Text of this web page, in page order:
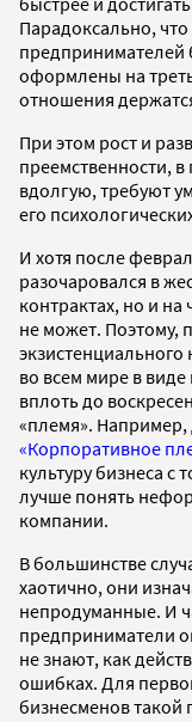
Парадоксально,
предпринимателей
оформлены на
отношения
При этом рост и
преемственности,
вдолгую, требуют
его
И хотя после
разочаровался в
контрактах, но и
не может. Поэтому,
во всем мире в
вплоть до
«племя». Например,
«Корпоративное
культуру бизнеса с
лучше понять
компании.
В большинстве
хаотично, они
непродуманные. И
предприниматели
не знают, как
ошибках. Для
бизнесменов такой